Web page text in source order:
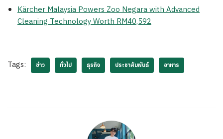
Kärcher Malaysia Powers Zoo Negara with Advanced
Cleaning Technology Worth RM40,592
Tags: ข่าว ทั่วไป ธุรกิจ ประชาสัมพันธ์ อาหาร